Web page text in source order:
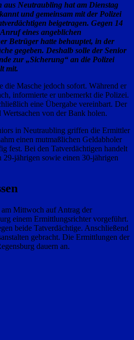
Neutraubling hat am Dienstag
und gemeinsam mit der Polizei
beigetragen. Gegen 14
eines angeblichen
Betrüger hatte behauptet, in der
gegeben. Deshalb solle der Senior
zur „Sicherung“ an die Polizei
mit.
die Masche jedoch sofort. Während er
informierte er unbemerkt die Polizei.
eine Übergabe vereinbart. Der
von der Bank holen.
in Neutraubling griffen die Ermittler
einen mutmaßlichen Geldabholer
fest. Bei den Tatverdächtigen handelt
29-jährigen sowie einen 30-jährigen
Mittwoch auf Antrag der
einem Ermittlungsrichter vorgeführt.
beide Tatverdächtige. Anschließend
gebracht. Die Ermittlungen der
dauern an.